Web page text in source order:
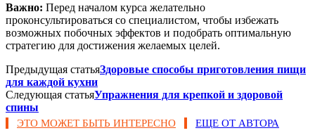
Важно: Перед началом курса желательно
проконсультироваться со специалистом, чтобы избежать
возможных побочных эффектов и подобрать оптимальную
стратегию для достижения желаемых целей.
Предыдущая статьяЗдоровые способы приготовления пищи
для каждой кухни
Следующая статьяУпражнения для крепкой и здоровой
спины
ЭТО МОЖЕТ БЫТЬ ИНТЕРЕСНО ЕЩЕ ОТ АВТОРА